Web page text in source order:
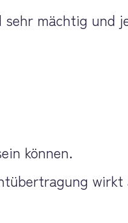
sehr mächtig und
können.
wirkt